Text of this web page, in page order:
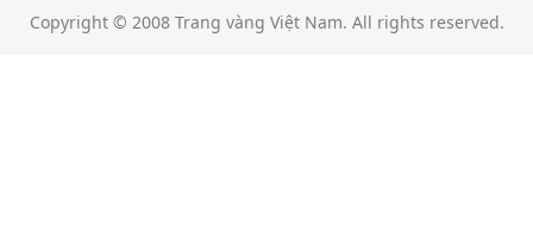
Copyright © 2008 Trang vàng Việt Nam. All rights reserved.